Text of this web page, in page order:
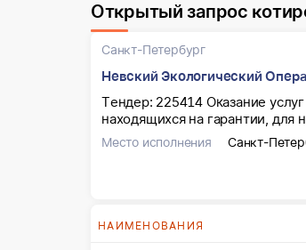
Открытый запрос
Санкт-Петербург
Невский Экологический
Тендер: 225414 Оказание
находящихся на гарантии, для
Место исполнения Санкт-
НАИМЕНОВАНИЯ